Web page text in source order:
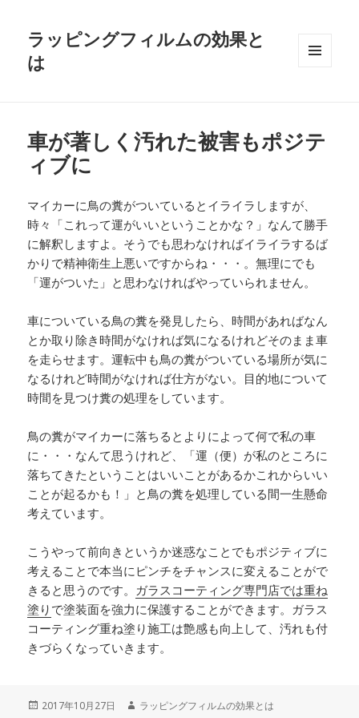
ラッピングフィルムの効果と
は
車が著しく汚れた被害もポジテ
ィブに
マイカーに鳥の糞がついているとイライラしますが、
時々「これって運がいいということかな？」なんて勝手
に解釈しますよ。そうでも思わなければイライラするば
かりで精神衛生上悪いですからね・・・。無理にでも
「運がついた」と思わなければやっていられません。
車についている鳥の糞を発見したら、時間があればなん
とか取り除き時間がなければ気になるけれどそのまま車
を走らせます。運転中も鳥の糞がついている場所が気に
なるけれど時間がなければ仕方がない。目的地について
時間を見つけ糞の処理をしています。
鳥の糞がマイカーに落ちるとよりによって何で私の車
に・・・なんて思うけれど、「運（便）が私のところに
落ちてきたということはいいことがあるかこれからいい
ことが起るかも！」と鳥の糞を処理している間一生懸命
考えています。
こうやって前向きというか迷惑なことでもポジティブに
考えることで本当にピンチをチャンスに変えることがで
きると思うのです。 ガラスコーティング専門店では重ね
塗り で塗装面を強力に保護することができます。ガラス
コーティング重ね塗り施工は艶感も向上して、汚れも付
きづらくなっていきます。
投
2017年10月27日
作
ラッピングフィルムの効果とは